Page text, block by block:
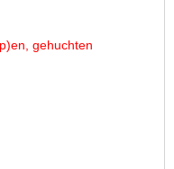
gehuchten